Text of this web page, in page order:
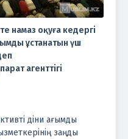
намаз оқуға кедергі
ұстанатын үш
агенттігі
діни ағымды
заңды